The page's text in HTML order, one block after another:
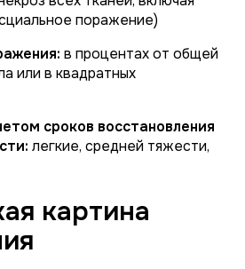
поражение)
в процентах от общей
или в квадратных
сроков восстановления
легкие, средней тяжести,
картина